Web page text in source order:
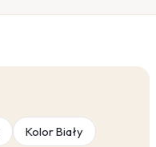
Kolor Biały